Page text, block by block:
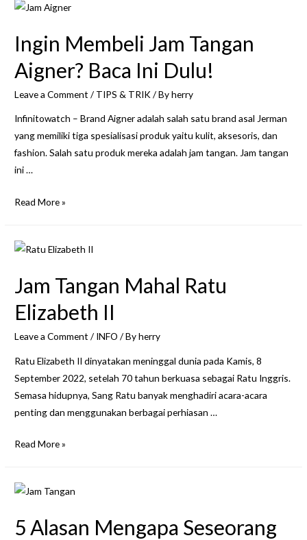
Menandai
Longines
Selama
190
Tahun
Ingin Membeli Jam Tangan
Aigner? Baca Ini Dulu!
Leave a Comment / TIPS & TRIK / Byherry
Infinitowatch – Brand Aigner adalah salah satu brand asal Jerman
yang memiliki tiga spesialisasi produk yaitu kulit, aksesoris, dan
fashion. Salah satu produk mereka adalah jam tangan. Jam tangan
ini …
Ingin
Tangan
Baca
Ini
Dulu!
Read More »
Jam Tangan Mahal Ratu
Elizabeth II
Leave a Comment / INFO / Byherry
Ratu Elizabeth II dinyatakan meninggal dunia pada Kamis, 8
September 2022, setelah 70 tahun berkuasa sebagai Ratu Inggris.
Semasa hidupnya, Sang Ratu banyak menghadiri acara-acara
penting dan menggunakan berbagai perhiasan …
Jam
Ratu
II
Read More »
5 Alasan Mengapa Seseorang